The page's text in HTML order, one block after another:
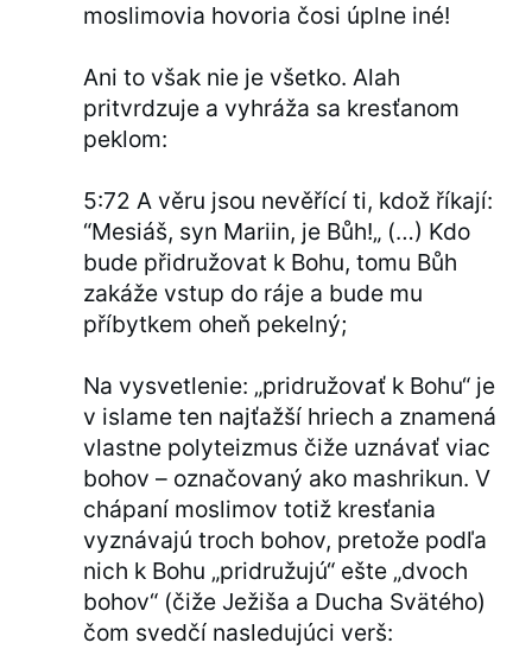
moslimovia hovoria čosi úplne iné!
Ani to však nie je všetko. Alah
pritvrdzuje a vyhráža sa kresťanom
peklom:
5:72 A věru jsou nevěřící ti, kdož říkají:
“Mesiáš, syn Mariin, je Bůh!„ (…) Kdo
bude přidružovat k Bohu, tomu Bůh
zakáže vstup do ráje a bude mu
příbytkem oheň pekelný;
Na vysvetlenie: „pridružovať k Bohu“ je
v islame ten najťažší hriech a znamená
vlastne polyteizmus čiže uznávať viac
bohov – označovaný ako mashrikun. V
chápaní moslimov totiž kresťania
vyznávajú troch bohov, pretože podľa
nich k Bohu „pridružujú“ ešte „dvoch
bohov“ (čiže Ježiša a Ducha Svätého)
čom svedčí nasledujúci verš: